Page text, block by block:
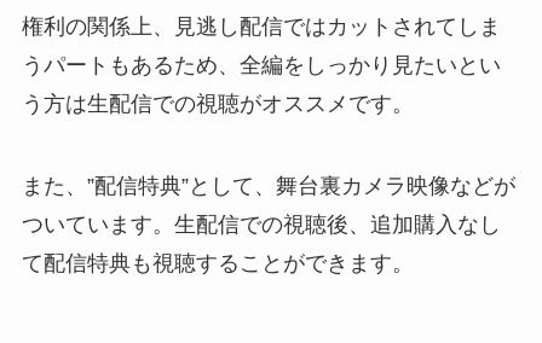
権利の関係上、見逃し配信ではカットされてしま
うパートもあるため、全編をしっかり見たいとい
う方は生配信での視聴がオススメです。
また、”配信特典”として、舞台裏カメラ映像などが
ついています。生配信での視聴後、追加購入なし
て配信特典も視聴することができます。